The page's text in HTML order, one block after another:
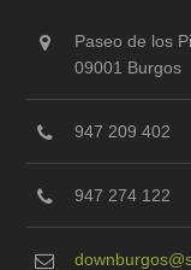
Paseo de los
09001 Burgos
947 209 402
947 274 122